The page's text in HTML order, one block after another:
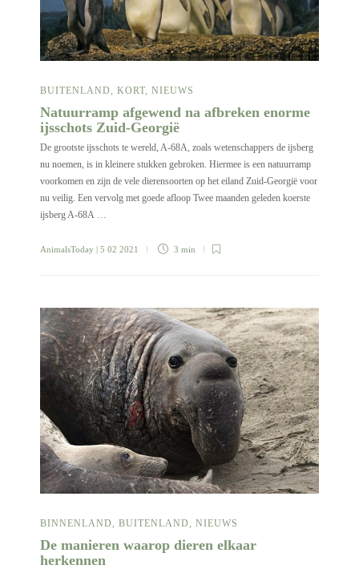
BUITENLAND, KORT, NIEUWS
Natuurramp afgewend na afbreken enorme
ijsschots Zuid-Georgië
De grootste ijsschots te wereld, A-68A, zoals wetenschappers de ijsberg
nu noemen, is in kleinere stukken gebroken. Hiermee is een natuurramp
voorkomen en zijn de vele dierensoorten op het eiland Zuid-Georgië voor
nu veilig. Een vervolg met goede afloop Twee maanden geleden koerste
ijsberg A-68A …
AnimalsToday | 5 02 2021 3 min
BINNENLAND BUITENLAND NIEUWS
De manieren waarop dieren elkaar
herkennen